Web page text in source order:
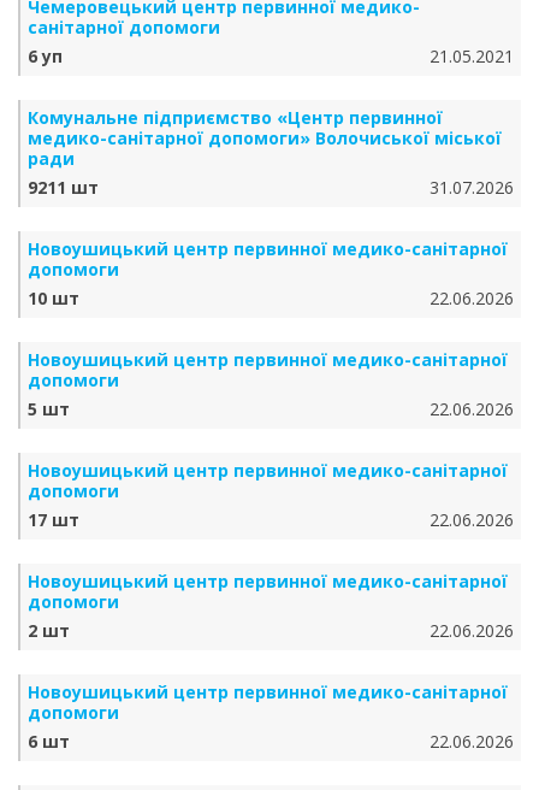
Чемеровецький центр первинної медико-
санітарної допомоги
6 уп
21.05.2021
Комунальне підприємство «Центр первинної
медико-санітарної допомоги» Волочиської міської
ради
9211 шт
31.07.2026
Новоушицький центр первинної медико-санітарної
допомоги
10 шт
22.06.2026
Новоушицький центр первинної медико-санітарної
допомоги
5 шт
22.06.2026
Новоушицький центр первинної медико-санітарної
допомоги
17 шт
22.06.2026
Новоушицький центр первинної медико-санітарної
допомоги
2 шт
22.06.2026
Новоушицький центр первинної медико-санітарної
допомоги
6 шт
22.06.2026